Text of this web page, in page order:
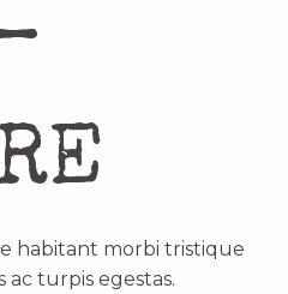
habitant morbi tristique
turpis egestas.